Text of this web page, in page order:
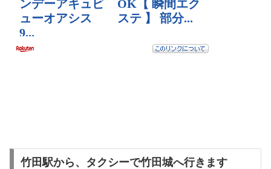
竹田駅から、タクシーで竹田城へ行きます